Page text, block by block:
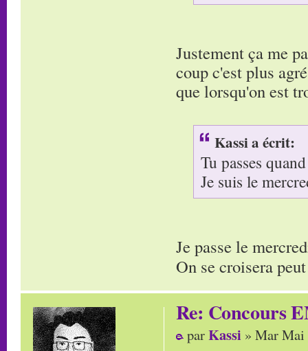
Justement ça me
coup c'est plus
que lorsqu'on est
Kassi a écrit:
Tu passes
Je suis le
Je passe le
On se croisera
Re: Concours
parKassi » Mar Mai